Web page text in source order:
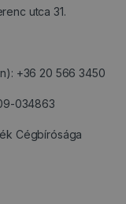
utca 31.
+36 20 566 3450
034863
Cégbírósága